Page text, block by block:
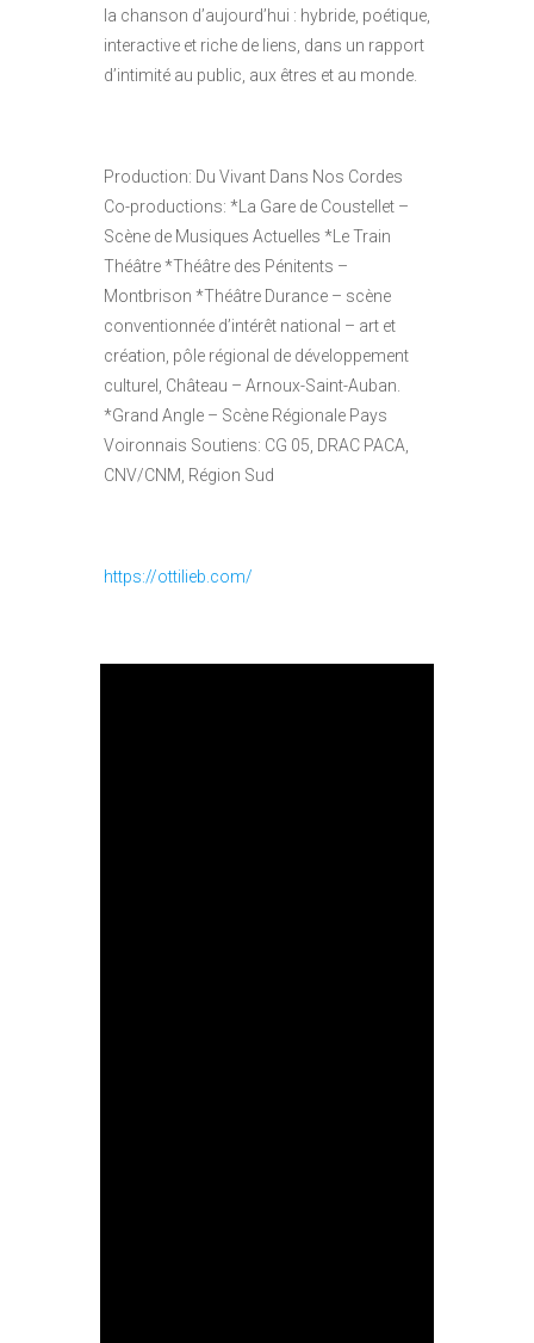
la chanson d’aujourd’hui : hybride, poétique,
interactive et riche de liens, dans un rapport
d’intimité au public, aux êtres et au monde.
Production: Du Vivant Dans Nos Cordes
Co-productions: *La Gare de Coustellet –
Scène de Musiques Actuelles *Le Train
Théâtre *Théâtre des Pénitents –
Montbrison *Théâtre Durance – scène
conventionnée d’intérêt national – art et
création, pôle régional de développement
culturel, Château – Arnoux-Saint-Auban.
*Grand Angle – Scène Régionale Pays
Voironnais Soutiens: CG 05, DRAC PACA,
CNV/CNM, Région Sud
https://ottilieb.com/